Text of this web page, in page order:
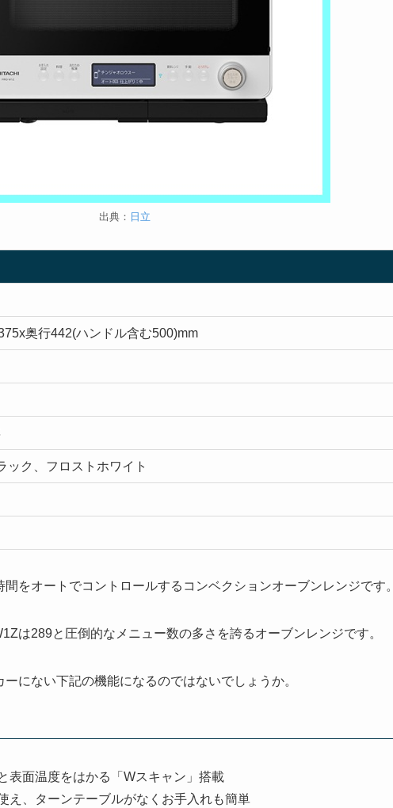
出典： 日立
奥行442(ハンドル含む500)mm
ック、フロストホワイト
をオートでコントロールするコンベクションオーブンレンジです。
は289と圧倒的なメニュー数の多さを誇るオーブンレンジです。
にない下記の機能になるのではないでしょうか。
表面温度をはかる「Wスキャン」搭載
え、ターンテーブルがなくお手入れも簡単